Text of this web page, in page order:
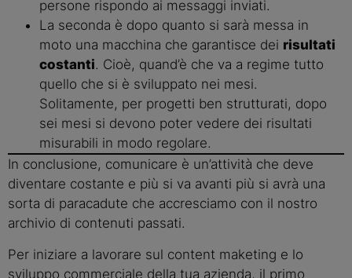
persone rispondo ai messaggi inviati.
La seconda è dopo quanto si sarà messa in
moto una macchina che garantisce dei risultati
costanti. Cioè, quand’è che va a regime tutto
quello che si è sviluppato nei mesi.
Solitamente, per progetti ben strutturati, dopo
sei mesi si devono poter vedere dei risultati
misurabili in modo regolare.
In conclusione, comunicare è un’attività che deve
diventare costante e più si va avanti più si avrà una
sorta di paracadute che accresciamo con il nostro
archivio di contenuti passati.
Per iniziare a lavorare sul content maketing e lo
sviluppo commerciale della tua azienda, il primo